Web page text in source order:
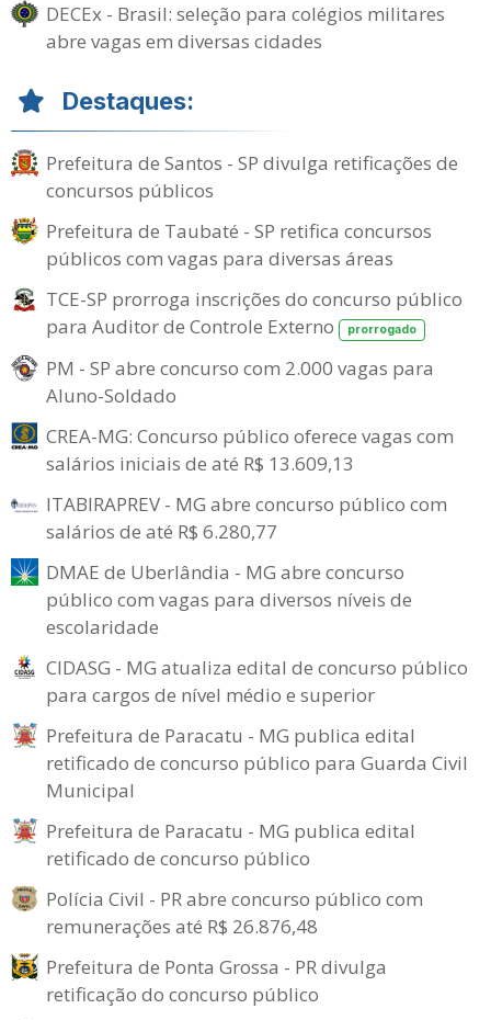
DECEx - Brasil: seleção para colégios militares
abre vagas em diversas cidades
Destaques:
Prefeitura de Santos - SP divulga retificações de
concursos públicos
Prefeitura de Taubaté - SP retifica concursos
públicos com vagas para diversas áreas
TCE-SP prorroga inscrições do concurso público
para Auditor de Controle Externo
prorrogado
PM - SP abre concurso com 2.000 vagas para
Aluno-Soldado
CREA-MG: Concurso público oferece vagas com
salários iniciais de até R$ 13.609,13
ITABIRAPREV - MG abre concurso público com
salários de até R$ 6.280,77
DMAE de Uberlândia - MG abre concurso
público com vagas para diversos níveis de
escolaridade
CIDASG - MG atualiza edital de concurso público
para cargos de nível médio e superior
Prefeitura de Paracatu - MG publica edital
retificado de concurso público para Guarda Civil
Municipal
Prefeitura de Paracatu - MG publica edital
retificado de concurso público
Polícia Civil - PR abre concurso público com
remunerações até R$ 26.876,48
Prefeitura de Ponta Grossa - PR divulga
retificação do concurso público